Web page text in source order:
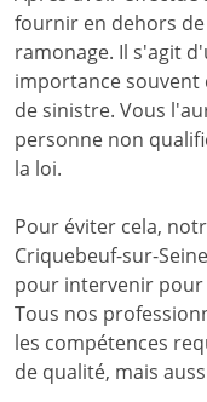
fournir en dehors
ramonage. Il s'agit
importance souvent
de sinistre. Vous
personne non
la loi.
Pour éviter cela,
Criquebeuf-sur-
pour intervenir pour
Tous nos
les compétences
de qualité, mais